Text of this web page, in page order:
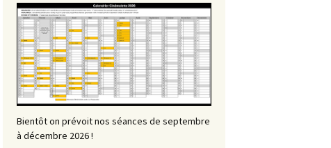
Bientôt on prévoit nos séances de septembre
à décembre 2026 !